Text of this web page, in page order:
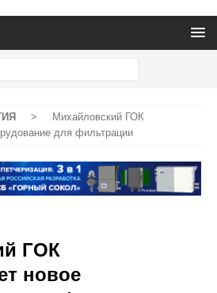
>
Михайловский ГОК
для фильтрации
ГОК
новое